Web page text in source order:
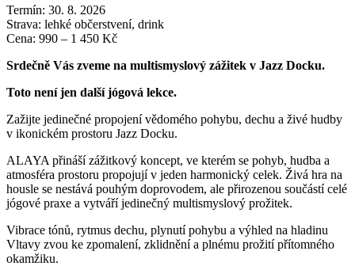
Termín: 30. 8. 2026
Strava: lehké občerstvení, drink
Cena: 990 – 1 450 Kč
Srdečně Vás zveme na multismyslový zážitek v Jazz Docku.
Toto není jen další jógová lekce.
Zažijte jedinečné propojení vědomého pohybu, dechu a živé hudby
v ikonickém prostoru Jazz Docku.
ALAYA přináší zážitkový koncept, ve kterém se pohyb, hudba a
atmosféra prostoru propojují v jeden harmonický celek. Živá hra na
housle se nestává pouhým doprovodem, ale přirozenou součástí celé
jógové praxe a vytváří jedinečný multismyslový prožitek.
Vibrace tónů, rytmus dechu, plynutí pohybu a výhled na hladinu
Vltavy zvou ke zpomalení, zklidnění a plnému prožití přítomného
okamžiku.